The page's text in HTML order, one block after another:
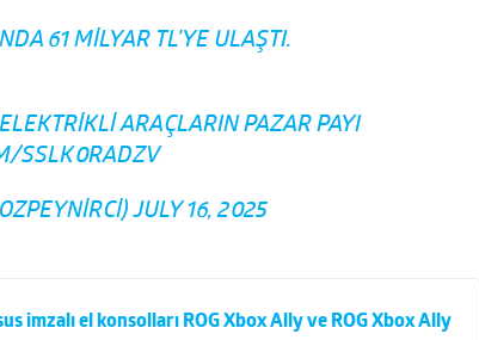
61 MILYAR TL’YE ULAŞTI.
ARAÇLARIN PAZAR PAYI
SSLK0RADZV
JULY 16, 2025
imzalı el konsolları ROG Xbox Ally ve ROG Xbox Ally